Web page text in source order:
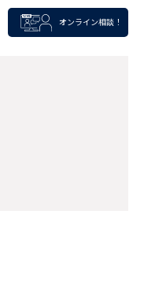
オンライン相談！